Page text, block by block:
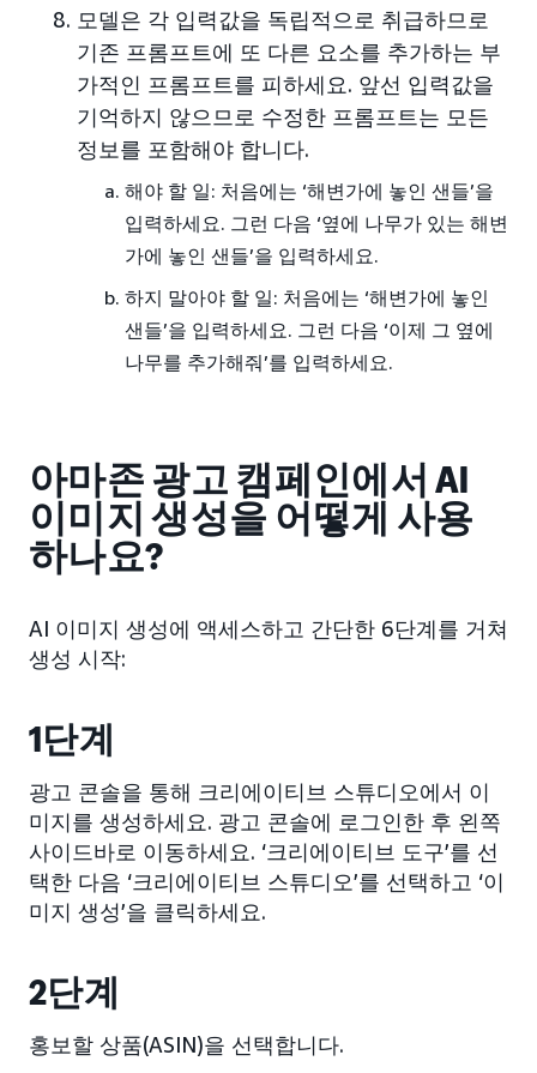
모델은 각 입력값을 독립적으로 취급하므로
기존 프롬프트에 또 다른 요소를 추가하는 부
가적인 프롬프트를 피하세요. 앞선 입력값을
기억하지 않으므로 수정한 프롬프트는 모든
정보를 포함해야 합니다.
해야 할 일: 처음에는 ‘해변가에 놓인 샌들’을
입력하세요. 그런 다음 ‘옆에 나무가 있는 해변
가에 놓인 샌들’을 입력하세요.
하지 말아야 할 일: 처음에는 ‘해변가에 놓인
샌들’을 입력하세요. 그런 다음 ‘이제 그 옆에
나무를 추가해줘’를 입력하세요.
아마존 광고 캠페인에서 AI
이미지 생성을 어떻게 사용
하나요?
AI 이미지 생성에 액세스하고 간단한 6단계를 거쳐
생성 시작:
1단계
광고 콘솔을 통해 크리에이티브 스튜디오에서 이
미지를 생성하세요. 광고 콘솔에 로그인한 후 왼쪽
사이드바로 이동하세요. ‘크리에이티브 도구’를 선
택한 다음 ‘크리에이티브 스튜디오’를 선택하고 ‘이
미지 생성’을 클릭하세요.
2단계
홍보할 상품(ASIN)을 선택합니다.